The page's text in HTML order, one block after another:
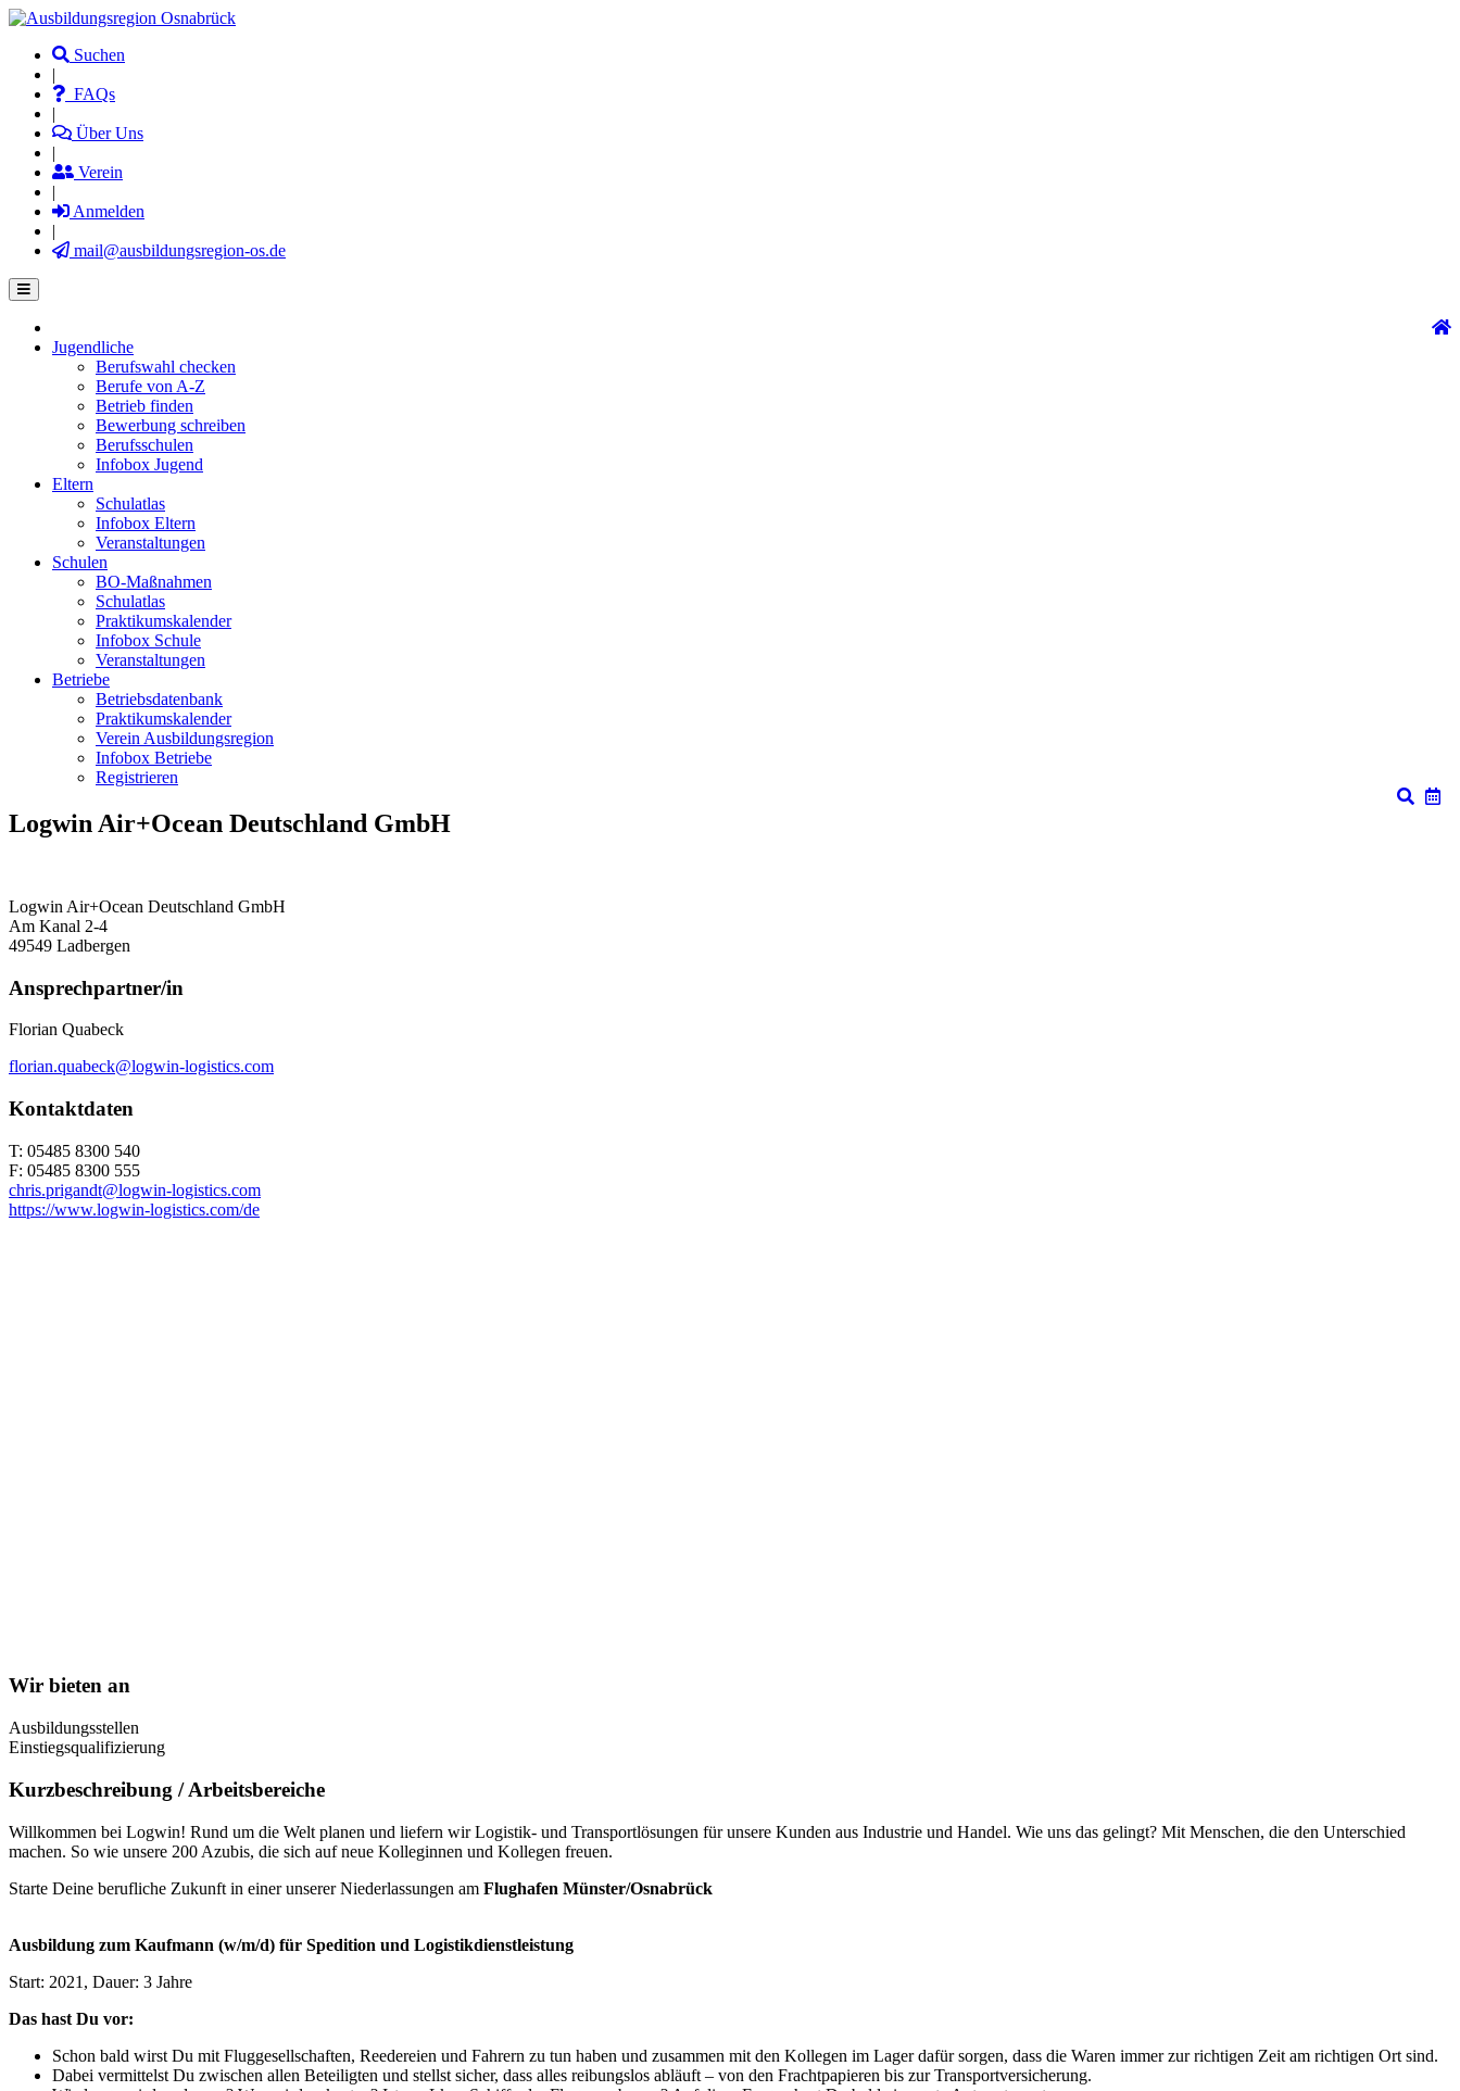
Direkt
Inhalt
Suchen
|
FAQs
|
Über Uns
|
Verein
|
Anmelden
|
mail@ausbildungsregion-os.de
Main
navigation
Jugendliche
Berufswahl checken
Berufe von A-Z
Betrieb finden
Bewerbung schreiben
Berufsschulen
Infobox Jugend
Eltern
Schulatlas
Infobox Eltern
Veranstaltungen
Schulen
BO-Maßnahmen
Schulatlas
Praktikumskalender
Infobox Schule
Veranstaltungen
Betriebe
Betriebsdatenbank
Praktikumskalender
Verein Ausbildungsregion
Infobox Betriebe
Registrieren
Logwin Air+Ocean Deutschland GmbH
Logwin Air+Ocean Deutschland GmbH
Am Kanal 2-4
49549 Ladbergen
Ansprechpartner/in
Florian Quabeck
florian.quabeck@logwin-logistics.com
Kontaktdaten
T: 05485 8300 540
F: 05485 8300 555
chris.prigandt@logwin-logistics.com
https://www.logwin-logistics.com/de
Wir bieten an
Ausbildungsstellen
Einstiegsqualifizierung
Kurzbeschreibung / Arbeitsbereiche
Willkommen bei Logwin! Rund um die Welt planen und liefern wir Logistik- und Transportlösungen für unsere Kunden aus Industrie und Handel. Wie uns das gelingt? Mit Menschen, die den Unterschied
machen. So wie unsere 200 Azubis, die sich auf neue Kolleginnen und Kollegen freuen.
Starte Deine berufliche Zukunft in einer unserer Niederlassungen am Flughafen Münster/Osnabrück
Ausbildung zum Kaufmann (w/m/d) für Spedition und Logistikdienstleistung
Start: 2021, Dauer: 3 Jahre
Das hast Du vor:
Schon bald wirst Du mit Fluggesellschaften, Reedereien und Fahrern zu tun haben und zusammen mit den Kollegen im Lager dafür sorgen, dass die Waren immer zur richtigen Zeit am richtigen Ort sind.
Dabei vermittelst Du zwischen allen Beteiligten und stellst sicher, dass alles reibungslos abläuft – von den Frachtpapieren bis zur Transportversicherung.